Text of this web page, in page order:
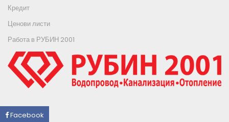
Кредит
Ценови листи
Работа в РУБИН 2001
Facebook